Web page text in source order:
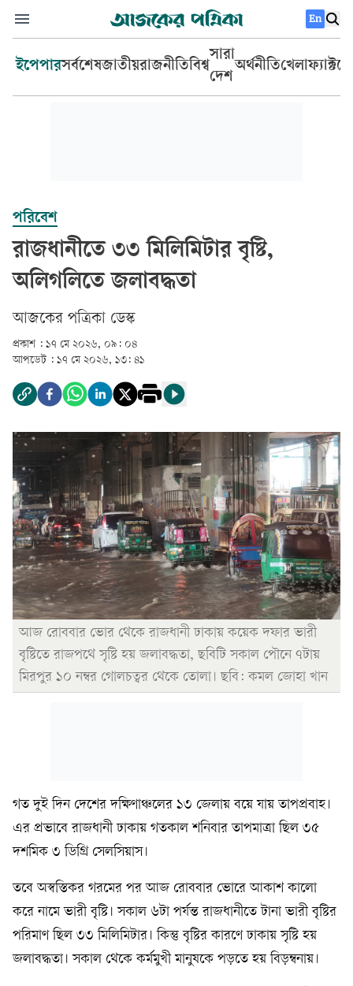
En
ইপেপারসর্বশেষজাতীয়রাজনীতিবিশ্ব
সারা
দেশ
অর্থনীতিখেলা
পরিবেশ
রাজধানীতে ৩৩ মিলিমিটার বৃষ্টি,
অলিগলিতে জলাবদ্ধতা
আজকের পত্রিকা ডেস্ক­
প্রকাশ : ১৭ মে ২০২৬, ০৯: ০৪
আপডেট : ১৭ মে ২০২৬, ১৩: ৪১
আজ রোববার ভোর থেকে রাজধানী ঢাকায় কয়েক দফার ভারী
বৃষ্টিতে রাজপথে সৃষ্টি হয় জলাবদ্ধতা, ছবিটি সকাল পৌনে ৭টায়
মিরপুর ১০ নম্বর গোলচত্বর থেকে তোলা। ছবি: কমল জোহা খান
গত দুই দিন দেশের দক্ষিণাঞ্চলের ১৩ জেলায় বয়ে যায় তাপপ্রবাহ।
এর প্রভাবে রাজধানী ঢাকায় গতকাল শনিবার তাপমাত্রা ছিল ৩৫
দশমিক ৩ ডিগ্রি সেলসিয়াস।
তবে অস্বস্তিকর গরমের পর আজ রোববার ভোরে আকাশ কালো
করে নামে ভারী বৃষ্টি। সকাল ৬টা পর্যন্ত রাজধানীতে টানা ভারী বৃষ্টির
পরিমাণ ছিল ৩৩ মিলিমিটার। কিন্তু বৃষ্টির কারণে ঢাকায় সৃষ্টি হয়
জলাবদ্ধতা। সকাল থেকে কর্মমুখী মানুষকে পড়তে হয় বিড়ম্বনায়।